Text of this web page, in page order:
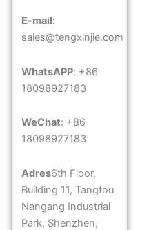
E-mail:
sales@tengxinjie.com
WhatsAPP: +86
18098927183
WeChat: +86
18098927183
Adres6th Floor,
Building 11, Tangtou
Nangang Industrial
Park, Shenzhen,